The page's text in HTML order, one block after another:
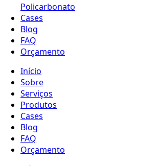
Policarbonato
Cases
Blog
FAQ
Orçamento
Início
Sobre
Serviços
Produtos
Cases
Blog
FAQ
Orçamento